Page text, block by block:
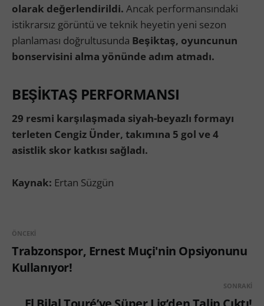
olarak değerlendirildi. Ancak performansındaki
istikrarsız görüntü ve teknik heyetin yeni sezon
planlaması doğrultusunda Beşiktaş, oyuncunun
bonservisini alma yönünde adım atmadı.
BEŞİKTAŞ PERFORMANSI
29 resmi karşılaşmada siyah-beyazlı formayı
terleten Cengiz Ünder, takımına 5 gol ve 4
asistlik skor katkısı sağladı.
Kaynak: Ertan Süzgün
ÖNCEKI
Trabzonspor, Ernest Muçi'nin Opsiyonunu
Kullanıyor!
SONRAKI